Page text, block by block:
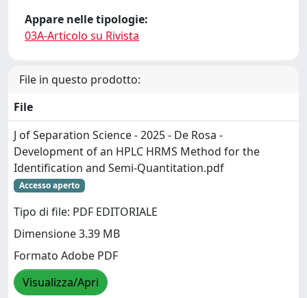
Appare nelle tipologie:
03A-Articolo su Rivista
File in questo prodotto:
File
J of Separation Science - 2025 - De Rosa -
Development of an HPLC HRMS Method for the
Identification and Semi‐Quantitation.pdf
Accesso aperto
Tipo di file: PDF EDITORIALE
Dimensione 3.39 MB
Formato Adobe PDF
Visualizza/Apri